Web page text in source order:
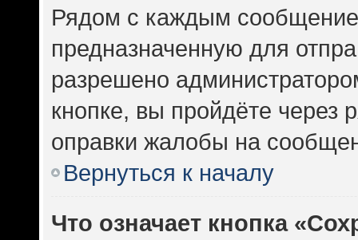
Рядом с каждым
предназначенную для
разрешено
кнопке, вы пройдёте
оправки жалобы на
Вернуться к началу
Что означает кнопка